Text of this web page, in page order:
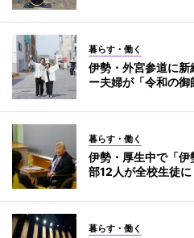
暮らす・働く
伊勢・外宮参道に
ー夫婦が「令和の御
暮らす・働く
伊勢・厚生中で「
部12人が全校生徒に
暮らす・働く